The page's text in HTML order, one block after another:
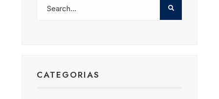
CATEGORIAS